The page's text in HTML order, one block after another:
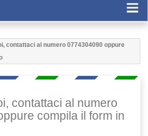
contattaci al numero 0774304090 oppure
contattaci al numero
compila il form in